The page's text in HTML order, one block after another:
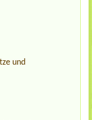
und